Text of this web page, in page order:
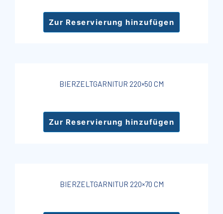
Zur Reservierung hinzufügen
BIERZELTGARNITUR 220×50 CM
Zur Reservierung hinzufügen
BIERZELTGARNITUR 220×70 CM